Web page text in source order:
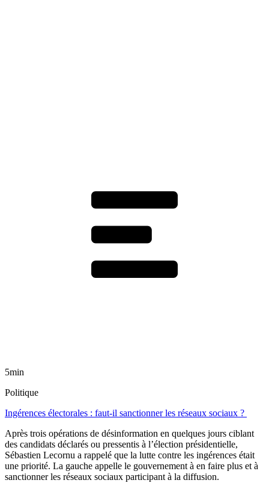
5min
Politique
Ingérences électorales : faut-il sanctionner les réseaux sociaux ?
Après trois opérations de désinformation en quelques jours ciblant
des candidats déclarés ou pressentis à l’élection présidentielle,
Sébastien Lecornu a rappelé que la lutte contre les ingérences était
une priorité. La gauche appelle le gouvernement à en faire plus et à
sanctionner les réseaux sociaux participant à la diffusion.